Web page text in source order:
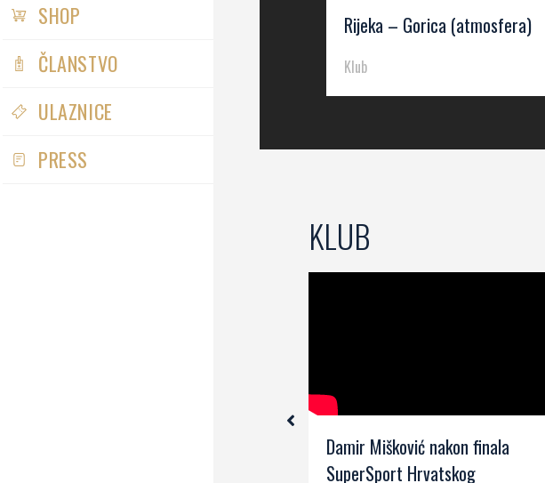
SHOP
ČLANSTVO
ULAZNICE
PRESS
Rijeka – Gorica (atmosfera)
Klub
KLUB
Damir Mišković nakon finala
SuperSport Hrvatskog